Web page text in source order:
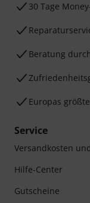
30 Tage
Beratung
Europas
Service
Versandkosten
Hilfe-Center
Gutscheine